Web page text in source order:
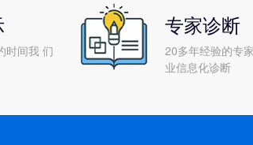
时间我 们
专家诊断
20多年经验的专
业信息化诊断